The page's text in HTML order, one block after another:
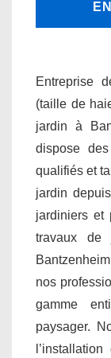
Entreprise
(taille de
jardin à
dispose
qualifiés et
jardin
jardiniers et
travaux de
nos
gamme
paysager.